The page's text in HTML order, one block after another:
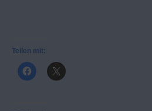
Teilen mit: